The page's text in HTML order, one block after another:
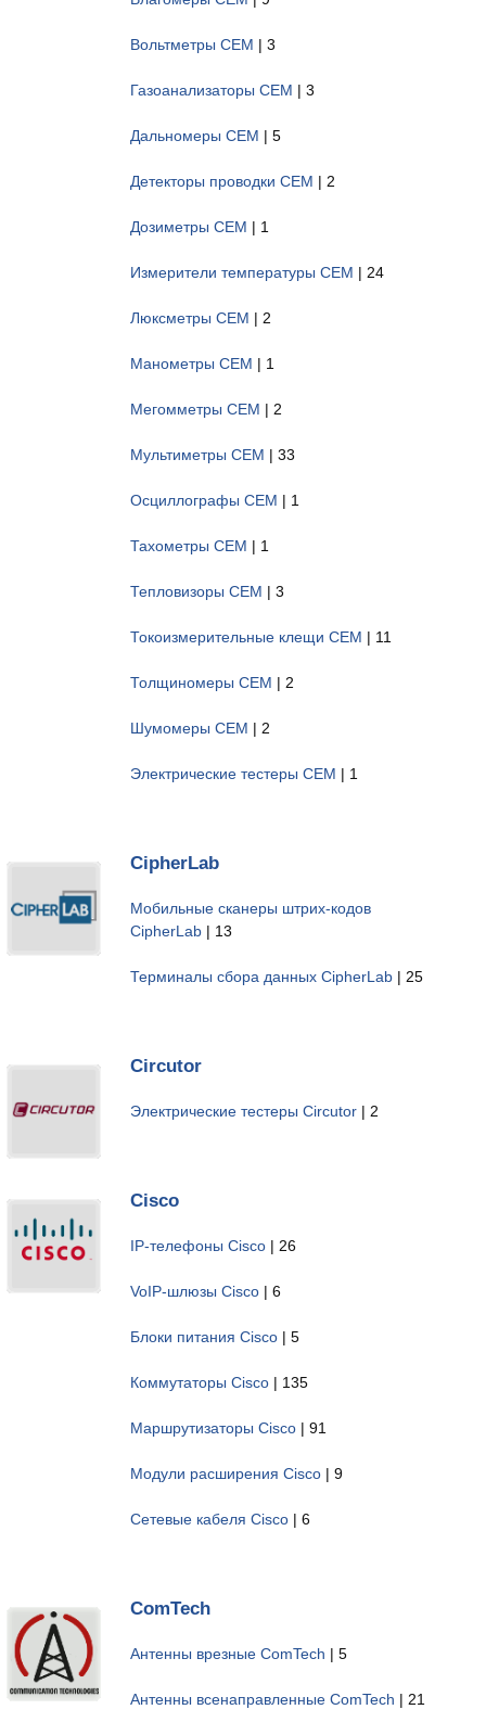
Вольтметры CEM | 3
Газоанализаторы CEM | 3
Дальномеры CEM | 5
Детекторы проводки CEM | 2
Дозиметры CEM | 1
Измерители температуры CEM | 24
Люксметры CEM | 2
Манометры CEM | 1
Мегомметры CEM | 2
Мультиметры CEM | 33
Осциллографы CEM | 1
Тахометры CEM | 1
Тепловизоры CEM | 3
Токоизмерительные клещи CEM | 11
Толщиномеры CEM | 2
Шумомеры CEM | 2
Электрические тестеры CEM | 1
CipherLab
Мобильные сканеры штрих-кодов
CipherLab | 13
Терминалы сбора данных CipherLab | 25
Circutor
Электрические тестеры Circutor | 2
Cisco
IP-телефоны Cisco | 26
VoIP-шлюзы Cisco | 6
Блоки питания Cisco | 5
Коммутаторы Cisco | 135
Маршрутизаторы Cisco | 91
Модули расширения Cisco | 9
Сетевые кабеля Cisco | 6
ComTech
Антенны врезные ComTech | 5
Антенны всенаправленные ComTech | 21